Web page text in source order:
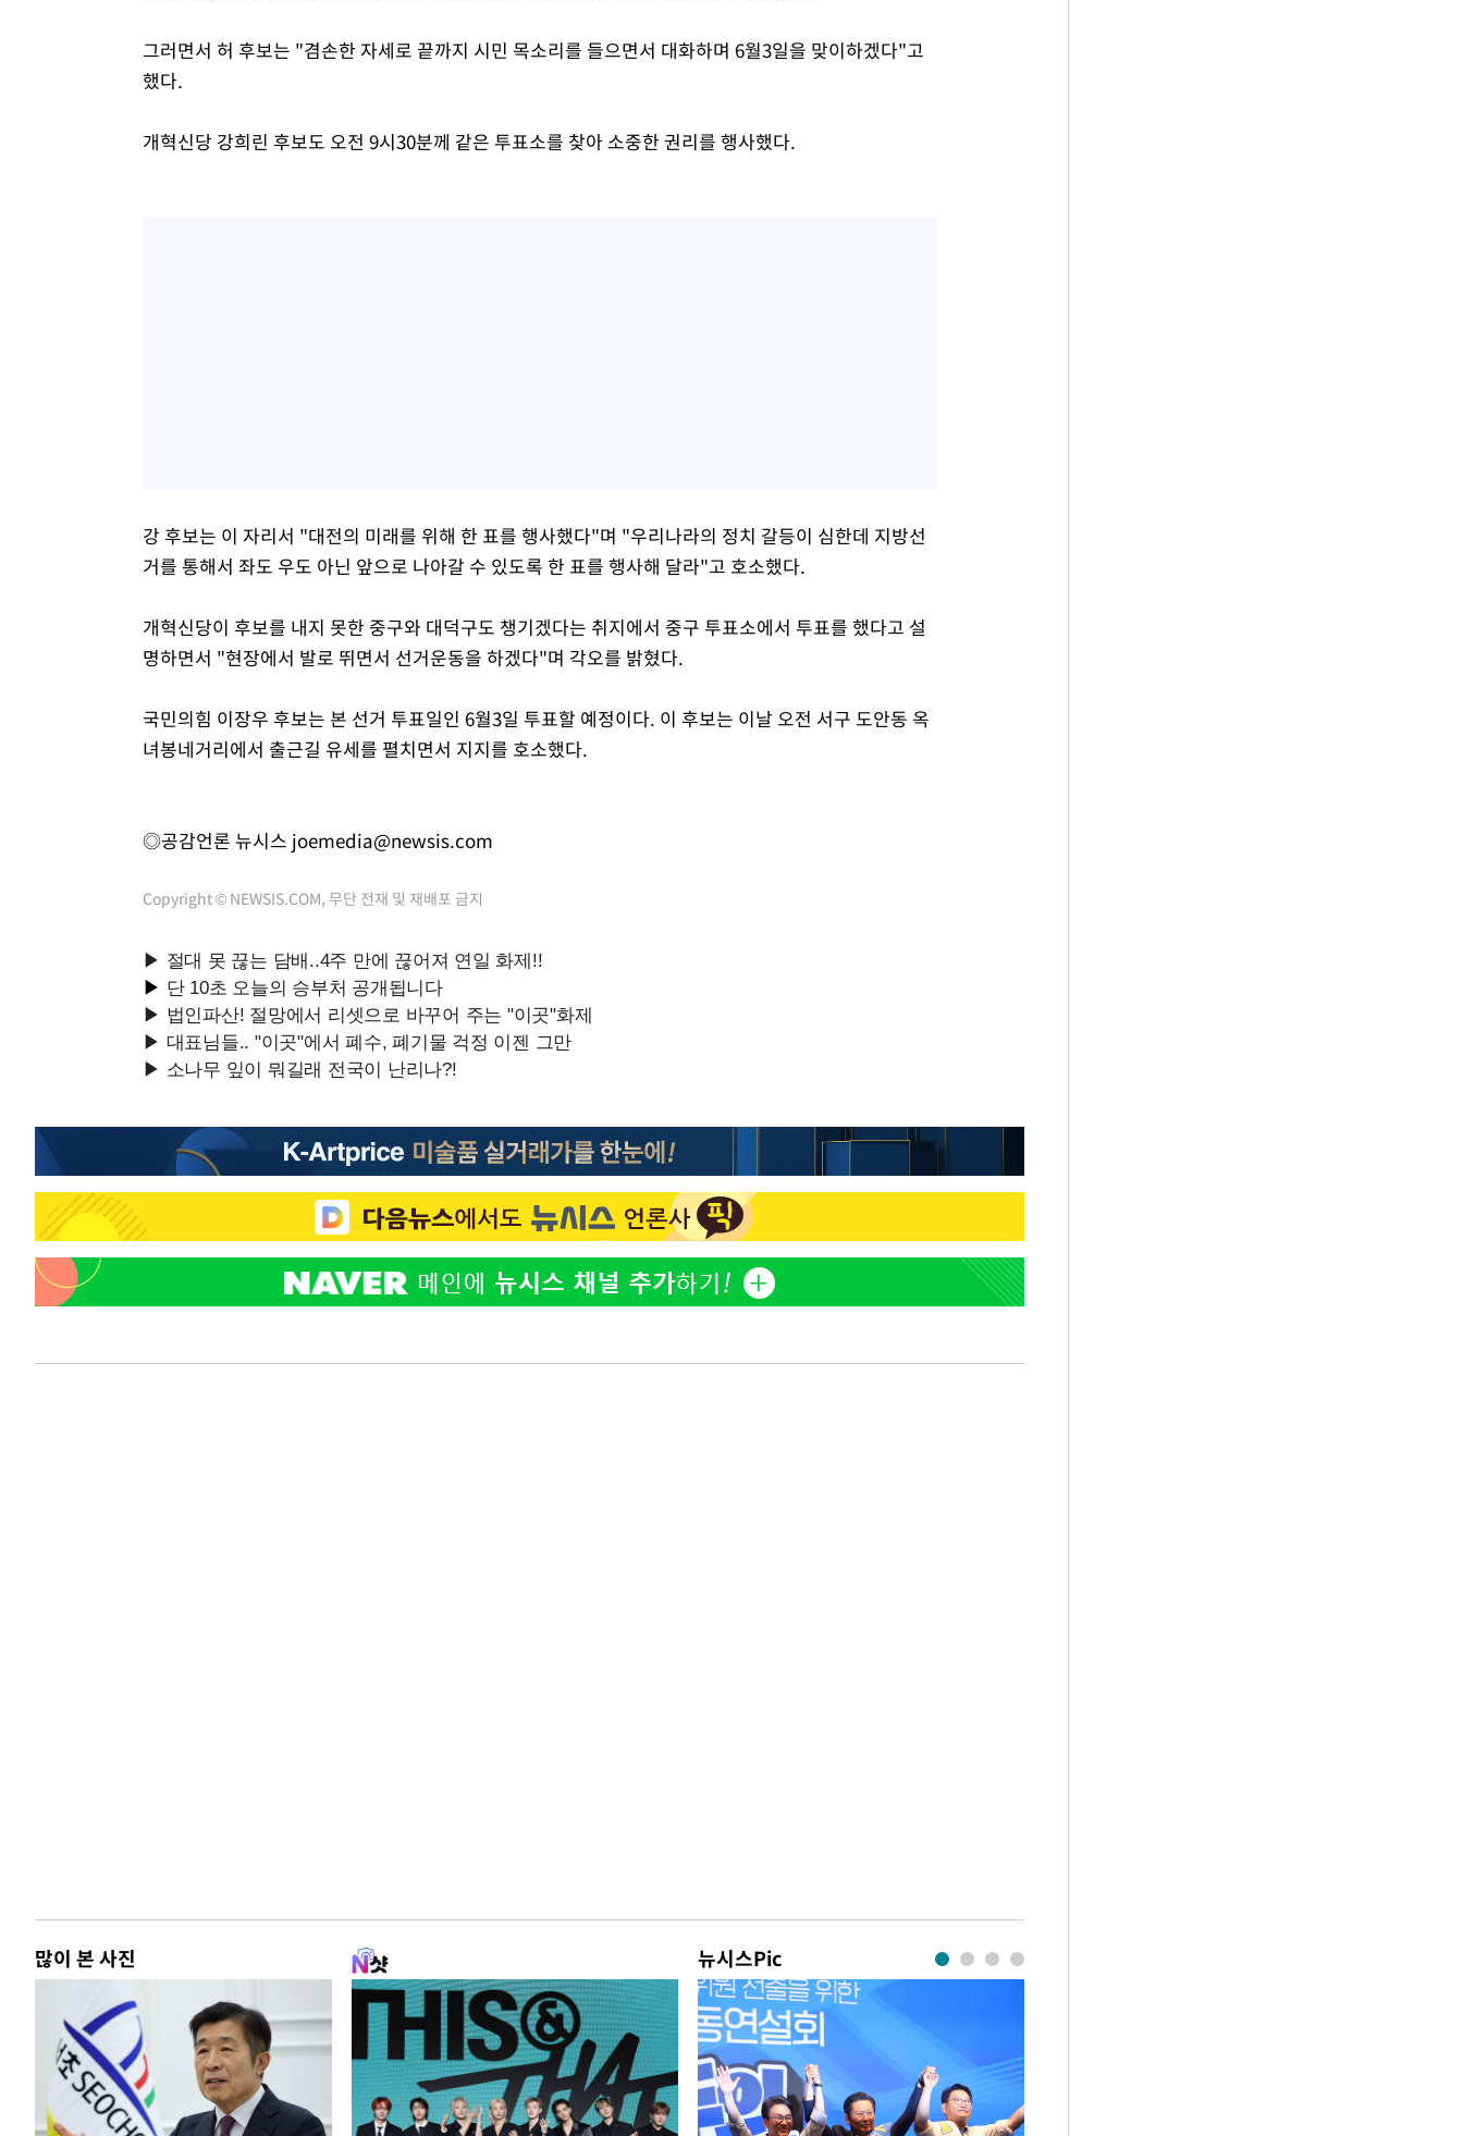
그러면서 허 후보는 "겸손한 자세로 끝까지 시민 목소리를 들으면서 대화하며 6월3일을 맞이하겠다"고
했다.
개혁신당 강희린 후보도 오전 9시30분께 같은 투표소를 찾아 소중한 권리를 행사했다.
강 후보는 이 자리서 "대전의 미래를 위해 한 표를 행사했다"며 "우리나라의 정치 갈등이 심한데 지방선
거를 통해서 좌도 우도 아닌 앞으로 나아갈 수 있도록 한 표를 행사해 달라"고 호소했다.
개혁신당이 후보를 내지 못한 중구와 대덕구도 챙기겠다는 취지에서 중구 투표소에서 투표를 했다고 설
명하면서 "현장에서 발로 뛰면서 선거운동을 하겠다"며 각오를 밝혔다.
국민의힘 이장우 후보는 본 선거 투표일인 6월3일 투표할 예정이다. 이 후보는 이날 오전 서구 도안동 옥
녀봉네거리에서 출근길 유세를 펼치면서 지지를 호소했다.
◎공감언론 뉴시스 joemedia@newsis.com
Copyright © NEWSIS.COM, 무단 전재 및 재배포 금지
많이 본 사진 뉴시스Pic